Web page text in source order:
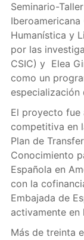
Seminario-
Iberoamericana
Humanística y
por las
CSIC) y Elea
como un
especialización
El proyecto fue
competitiva en
Plan de
Conocimiento
Española en
con la
Embajada de
activamente en
Más de treinta